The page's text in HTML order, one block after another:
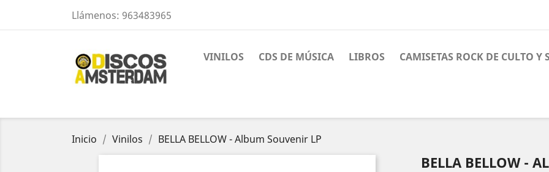
Llámenos: 963483965
VINILOS CDS DE MÚSICA LIBROS CAMISETAS ROCK DE CULTO Y
Inicio Vinilos BELLA BELLOW - Album Souvenir LP
BELLA BELLOW -